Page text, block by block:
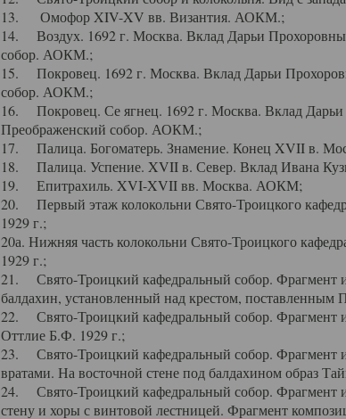
13. Омофор XIV-XV вв. Византия. АОКМ.;
14. Воздух. 1692 г. Москва. Вклад Дарьи
собор. АОКМ.;
15. Покровец. 1692 г. Москва. Вклад Дарьи
собор. АОКМ.;
16. Покровец. Се ягнец. 1692 г. Москва. Вклад
Преображенский собор. АОКМ.;
17. Палица. Богоматерь. Знамение. Конец XVII в.
18. Палица. Успение. XVII в. Север. Вклад Ивана
19. Епитрахиль. XVI-XVII вв. Москва. АОКМ;
20. Первый этаж колокольни Свято-Троицкого
1929 г.;
20а. Нижняя часть колокольни Свято-Троицкого
1929 г.;
21. Свято-Троицкий кафедральный собор. Фрагмент
балдахин, установленный над крестом,
22. Свято-Троицкий кафедральный собор. Фрагмент
Оттлие Б.Ф. 1929 г.;
23. Свято-Троицкий кафедральный собор. Фрагмент
вратами. На восточной стене под балдахином образ
24. Свято-Троицкий кафедральный собор. Фрагмент
стену и хоры с винтовой лестницей. Фрагмент